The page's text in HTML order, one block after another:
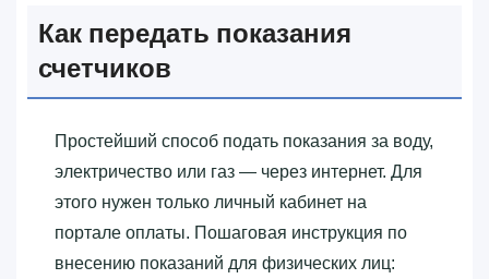
Как передать показания
счетчиков
Простейший способ подать показания за воду,
электричество или газ — через интернет. Для
этого нужен только личный кабинет на
портале оплаты. Пошаговая инструкция по
внесению показаний для физических лиц: